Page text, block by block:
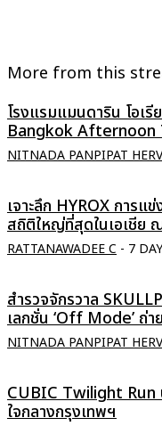
More from this
โรงแรมแมนดาริน โอเ
Bangkok Afternoon
NITNADA PANPIPAT
เจาะลึก HYROX การแ
สถิติใหญ่ที่สุดในเอเชีย
RATTANAWADEE C - 7
สำรวจจักรวาล
เลกชั่น ‘Off Mode’ ถ่
NITNADA PANPIPAT
CUBIC Twilight Run
ใจกลางกรุงเทพฯ